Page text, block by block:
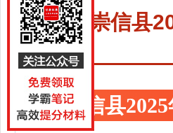
崇信县
崇信县